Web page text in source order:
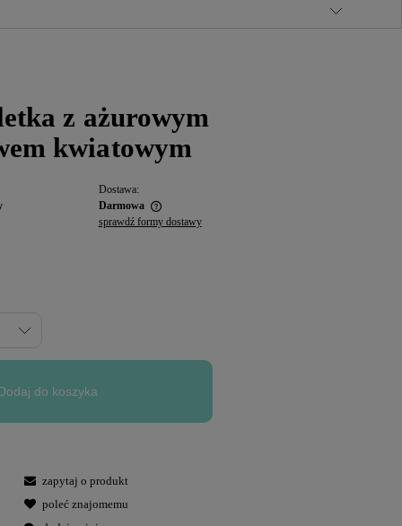
z ażurowym
kwiatowym
Dostawa:
Darmowa
sprawdź formy dostawy
do koszyka
zapytaj o produkt
poleć znajomemu